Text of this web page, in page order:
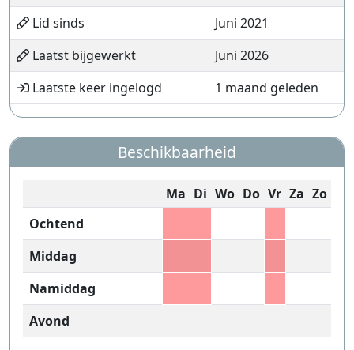
Lid sinds
Juni 2021
Laatst bijgewerkt
Juni 2026
Laatste keer ingelogd
1 maand geleden
Beschikbaarheid
Ma Di Wo Do Vr Za Zo
Ochtend
Middag
Namiddag
Avond